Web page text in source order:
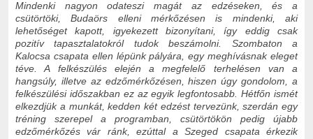
Mindenki nagyon odateszi magát az edzéseken, és a
csütörtöki, Budaörs elleni mérkőzésen is mindenki, aki
lehetőséget kapott, igyekezett bizonyítani, így eddig csak
pozitív tapasztalatokról tudok beszámolni. Szombaton a
Kalocsa csapata ellen lépünk pályára, egy meghívásnak eleget
téve. A felkészülés elején a megfelelő terhelésen van a
hangsúly, illetve az edzőmérkőzésen, hiszen úgy gondolom, a
felkészülési időszakban ez az egyik legfontosabb. Hétfőn ismét
elkezdjük a munkát, kedden két edzést tervezünk, szerdán egy
tréning szerepel a programban, csütörtökön pedig újabb
edzőmérkőzés vár ránk, ezúttal a Szeged csapata érkezik